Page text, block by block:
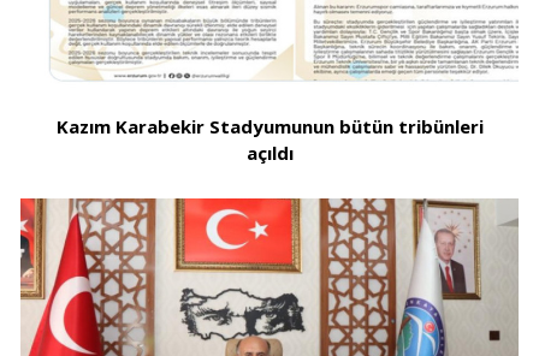
Kazım Karabekir Stadyumunun bütün tribünleri
açıldı